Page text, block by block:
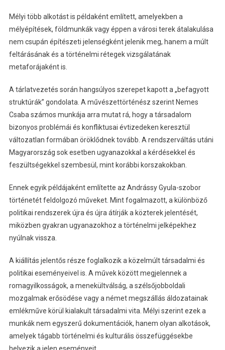
Mélyi több alkotást is példaként említett, amelyekben a
mélyépítések, földmunkák vagy éppen a városi terek átalakulása
nem csupán építészeti jelenségként jelenik meg, hanem a múlt
feltárásának és a történelmi rétegek vizsgálatának
metaforájaként is.
A tárlatvezetés során hangsúlyos szerepet kapott a „befagyott
struktúrák” gondolata. A művészettörténész szerint Nemes
Csaba számos munkája arra mutat rá, hogy a társadalom
bizonyos problémái és konfliktusai évtizedeken keresztül
változatlan formában öröklődnek tovább. A rendszerváltás utáni
Magyarország sok esetben ugyanazokkal a kérdésekkel és
feszültségekkel szembesül, mint korábbi korszakokban.
Ennek egyik példájaként említette az Andrássy Gyula-szobor
történetét feldolgozó műveket. Mint fogalmazott, a különböző
politikai rendszerek újra és újra átírják a közterek jelentését,
miközben gyakran ugyanazokhoz a történelmi jelképekhez
nyúlnak vissza.
A kiállítás jelentős része foglalkozik a közelmúlt társadalmi és
politikai eseményeivel is. A művek között megjelennek a
romagyilkosságok, a menekültválság, a szélsőjobboldali
mozgalmak erősödése vagy a német megszállás áldozatainak
emlékműve körül kialakult társadalmi vita. Mélyi szerint ezek a
munkák nem egyszerű dokumentációk, hanem olyan alkotások,
amelyek tágabb történelmi és kulturális összefüggésekbe